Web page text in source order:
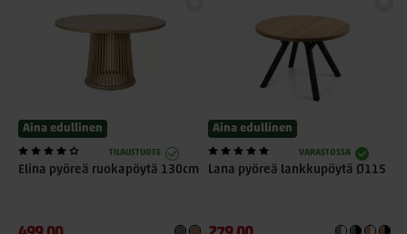
Aina edullinen
TILAUSTUOTE
Elina pyöreä ruokapöytä 130cm
Aina edullinen
VARASTOSSA
Lana pyöreä lankkupöytä Ø115